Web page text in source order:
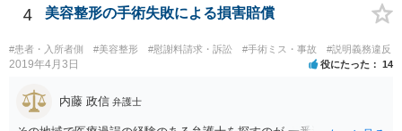
して対応を決めることを強くお勧めいたします。
4 美容整形の手術失敗による損害賠償
#患者・入所者側 #美容整形 #慰謝料請求・訴訟 #手術ミス・事故 #説明義務違反
2019年4月3日 役にたった 14
内藤 政信 弁護士